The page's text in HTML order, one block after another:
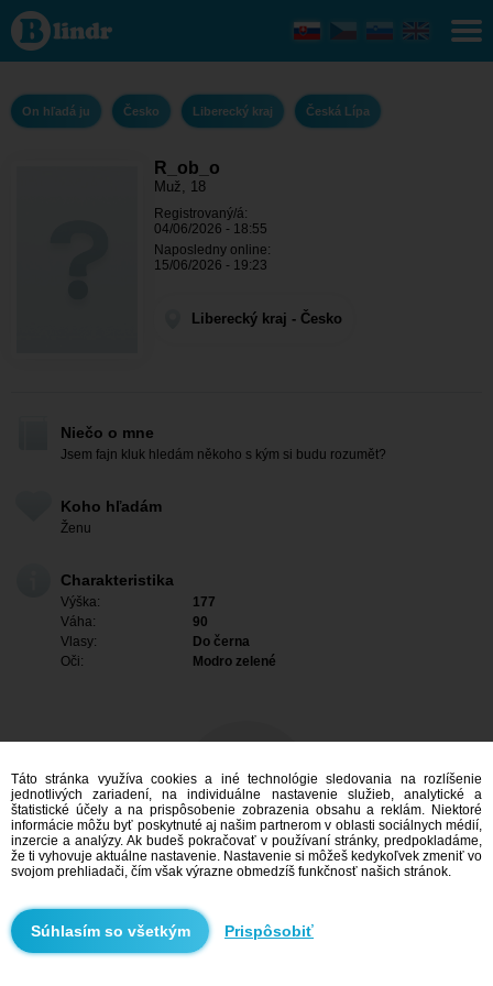
R_ob_o -
On hľadá
ju
Liberecký
Česká
LípaOn hľadá ju Česko Liberecký kraj Česká Lípa
R_ob_o
Muž, 18
Registrovaný/á:
04/06/2026 - 18:55
Naposledny online:
15/06/2026 - 19:23
Liberecký kraj - Česko
Niečo o mne
Jsem fajn kluk hledám někoho s kým si budu rozumět?
Koho hľadám
Ženu
Charakteristika
Výška:
177
Váha:
90
Vlasy:
Do černa
Oči:
Modro zelené
Mám záujem
Vyhľadávanie
Táto stránka využíva cookies a iné technológie sledovania na rozlíšenie
jednotlivých zariadení, na individuálne nastavenie služieb, analytické a
štatistické účely a na prispôsobenie zobrazenia obsahu a reklám. Niektoré
informácie môžu byť poskytnuté aj našim partnerom v oblasti sociálnych médií,
inzercie a analýzy. Ak budeš pokračovať v používaní stránky, predpokladáme,
že ti vyhovuje aktuálne nastavenie. Nastavenie si môžeš kedykoľvek zmeniť vo
svojom prehliadači, čím však výrazne obmedzíš funkčnosť našich stránok.
Prispôsobiť